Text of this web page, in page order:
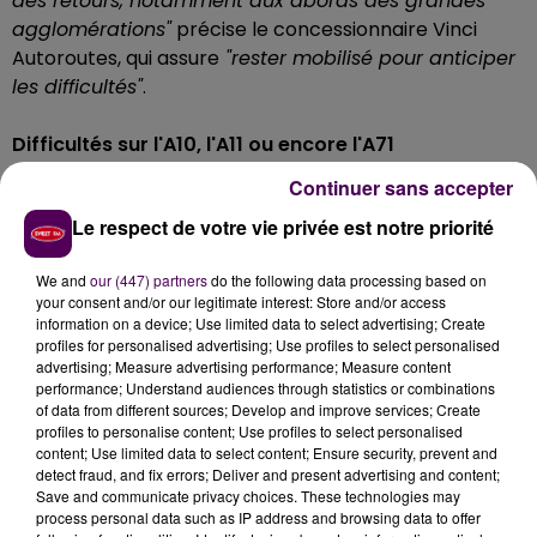
agglomérations"précise le concessionnaire Vinci
Autoroutes, qui assure "rester mobilisé pour anticiper
les difficultés".
Difficultés sur l'A10, l'A11 ou encore l'A71
Dans le Centre-Val-de-Loire et le grand ouest, le
trafic s’annonce très dense dans le sens des retours
sur l’A10 dans les secteurs d’Orléans et de Tours ce
samedi entre 11h et 16h puis ce dimanche entre 11h et
19h. Sur l’A11 dans la traversée du Mans, les usagers
seront particulièrement nombreux en direction de
Paris ce samedi entre 11h et 15h puis ce dimanche de
11h à 19h. Difficultés à prévoir également au niveau de
la barrière de Vierzon sur l’A71, ces samedi et
dimanche en milieu d’après-midi.
Le respect de votre vie privée est notre priorité
We and our (447) partnersdo the following data processing based on
your consent and/or our legitimate interest: Store and/or access
information on a device; Use limited data to select advertising; Create
profiles for personalised advertising; Use profiles to select personalised
advertising; Measure advertising performance; Measure content
performance; Understand audiences through statistics or combinations
of data from different sources; Develop and improve services; Create
profiles to personalise content; Use profiles to select personalised
content; Use limited data to select content; Ensure security, prevent and
detect fraud, and fix errors; Deliver and present advertising and content;
Save and communicate privacy choices. These technologies may
process personal data such as IP address and browsing data to offer
Continuer sans accepter